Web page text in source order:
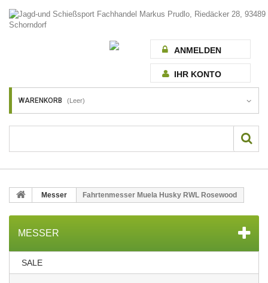
ANMELDEN
IHR KONTO
WARENKORB (Leer)
Messer Fahrtenmesser Muela Husky RWL Rosewood
MESSER
SALE